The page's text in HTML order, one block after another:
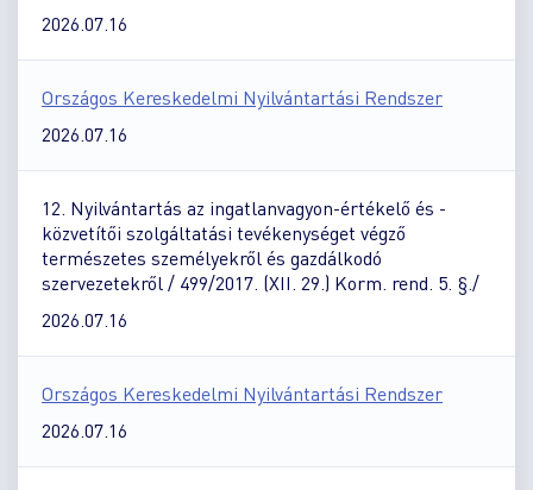
2026.07.16
Országos Kereskedelmi Nyilvántartási Rendszer
2026.07.16
12. Nyilvántartás az ingatlanvagyon-értékelő és -
közvetítői szolgáltatási tevékenységet végző
természetes személyekről és gazdálkodó
szervezetekről / 499/2017. (XII. 29.) Korm. rend. 5. §./
2026.07.16
Országos Kereskedelmi Nyilvántartási Rendszer
2026.07.16